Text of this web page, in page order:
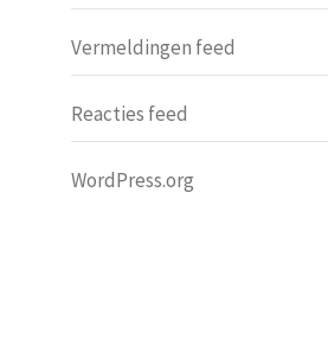
Vermeldingen feed
Reacties feed
WordPress.org